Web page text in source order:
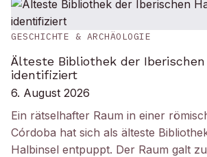
GESCHICHTE & ARCHÄOLOGIE
Älteste Bibliothek der
identifiziert
6. August 2026
Ein rätselhafter Raum in einer
Córdoba hat sich als älteste
Halbinsel entpuppt. Der Raum galt